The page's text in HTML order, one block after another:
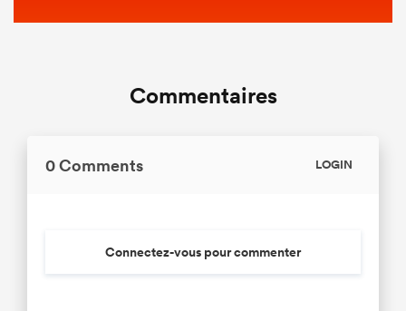
Commentaires
0 Comments LOGIN
Connectez-vous pour commenter